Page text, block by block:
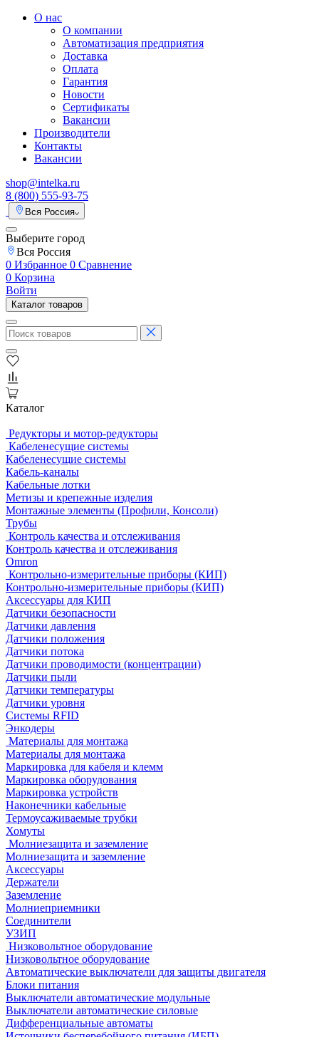
О нас
О компании
Автоматизация предприятия
Доставка
Оплата
Гарантия
Новости
Сертификаты
Вакансии
Производители
Контакты
Вакансии
shop@intelka.ru
8 (800) 555-93-75
Вся Россия
Выберите город
Вся Россия
0 Избранное 0 Сравнение
0 Корзина
Войти
Каталог товаров
Каталог
Редукторы и мотор-редукторы
Кабеленесущие системы
Кабеленесущие системы
Кабель-каналы
Кабельные лотки
Метизы и крепежные изделия
Монтажные элементы (Профили, Консоли)
Трубы
Контроль качества и отслеживания
Контроль качества и отслеживания
Omron
Контрольно-измерительные приборы (КИП)
Контрольно-измерительные приборы (КИП)
Аксессуары для КИП
Датчики безопасности
Датчики давления
Датчики положения
Датчики потока
Датчики проводимости (концентрации)
Датчики пыли
Датчики температуры
Датчики уровня
Системы RFID
Энкодеры
Материалы для монтажа
Материалы для монтажа
Маркировка для кабеля и клемм
Маркировка оборудования
Маркировка устройств
Наконечники кабельные
Термоусаживаемые трубки
Хомуты
Молниезащита и заземление
Молниезащита и заземление
Аксессуары
Держатели
Заземление
Молниеприемники
Соединители
УЗИП
Низковольтное оборудование
Низковольтное оборудование
Автоматические выключатели для защиты двигателя
Блоки питания
Выключатели автоматические модульные
Выключатели автоматические силовые
Дифференциальные автоматы